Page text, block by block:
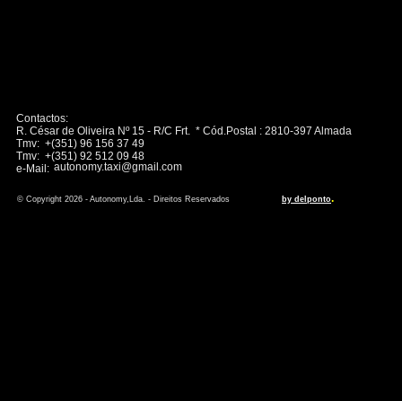
Contactos:
R. César de Oliveira Nº 15 - R/C Frt. * Cód.Postal : 2810-397 Almada
Tmv: +(351) 96 156 37 49
Tmv: +(351) 92 512 09 48
e-Mail:
© Copyright 2026 - Autonomy,Lda. - Direitos Reservados by delponto.
autonomy.taxi@gmail.com